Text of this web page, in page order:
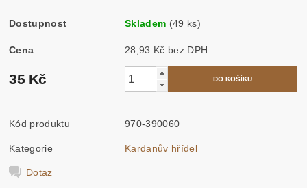
Dostupnost Skladem (49 ks)
Cena 28,93 Kč bez DPH
35 Kč
Kód produktu 970-390060
Kategorie Kardanův hřídel
Dotaz